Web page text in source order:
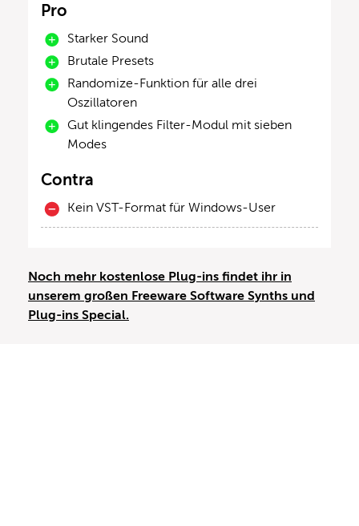
Pro
Starker Sound
Brutale Presets
Randomize-Funktion für alle drei
Oszillatoren
Gut klingendes Filter-Modul mit sieben
Modes
Contra
Kein VST-Format für Windows-User
Noch mehr kostenlose Plug-ins findet ihr in
unserem großen Freeware Software Synths und
Plug-ins Special.